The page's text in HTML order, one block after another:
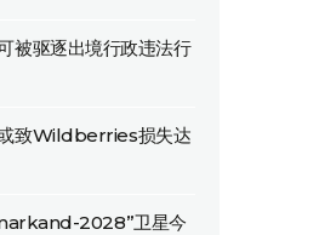
被驱逐出境行政违法行
致Wildberries损失达
2028”卫星今